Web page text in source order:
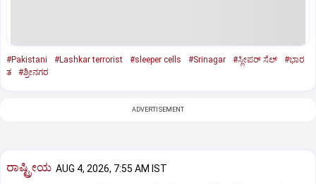
#Pakistani #Lashkar terrorist #sleeper cells #Srinagar #ಸ್ಲೀಪರ್‌ ಸೆಲ್‌
#ಭಾರ
ತ
#ಶ್ರೀನಗರ
ADVERTISEMENT
ರಾಷ್ಟ್ರೀಯ AUG 4, 2026, 7:55 AM IST